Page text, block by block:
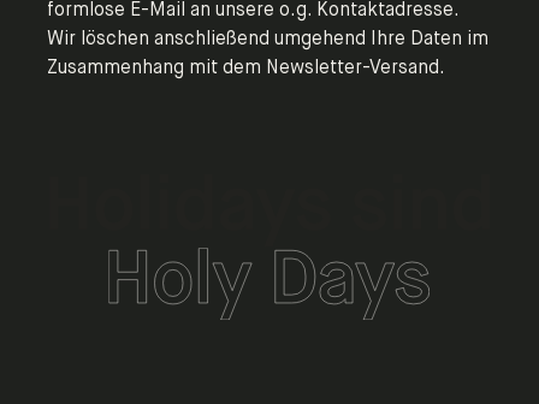
formlose E-Mail an unsere o.g. Kontaktadresse.
Wir löschen anschließend umgehend Ihre Daten im
Zusammenhang mit dem Newsletter-Versand.